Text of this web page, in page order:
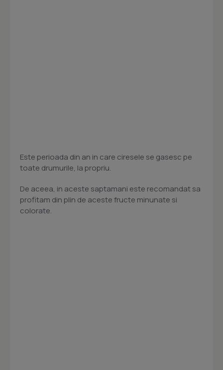
Este perioada din an in care ciresele se gasesc pe
toate drumurile, la propriu.
De aceea, in aceste saptamani este recomandat sa
profitam din plin de aceste fructe minunate si
colorate.